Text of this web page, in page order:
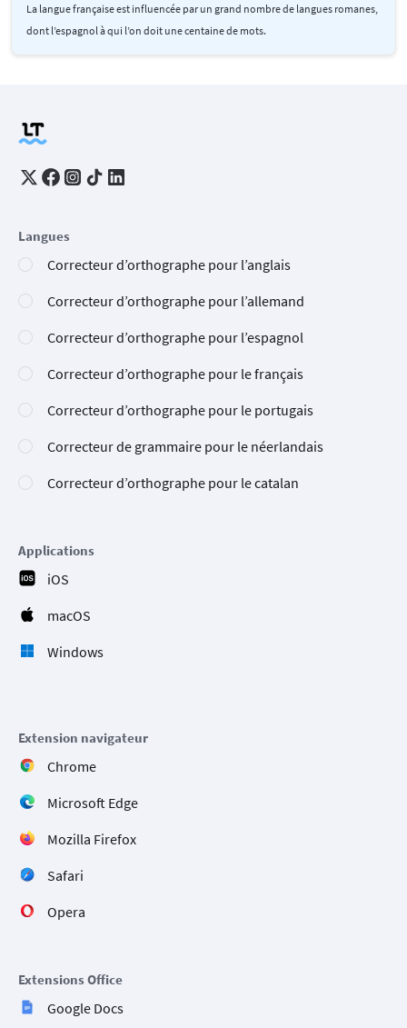
La langue française est influencée par un grand nombre de langues romanes,
dont l’espagnol à qui l’on doit une centaine de mots.
Langues
Correcteur d’orthographe pour l’anglais
Correcteur d’orthographe pour l’allemand
Correcteur d’orthographe pour l’espagnol
Correcteur d’orthographe pour le français
Correcteur d’orthographe pour le portugais
Correcteur de grammaire pour le néerlandais
Correcteur d’orthographe pour le catalan
Applications
iOS
macOS
Windows
Extension navigateur
Chrome
Microsoft Edge
Mozilla Firefox
Safari
Opera
Extensions Office
Google Docs